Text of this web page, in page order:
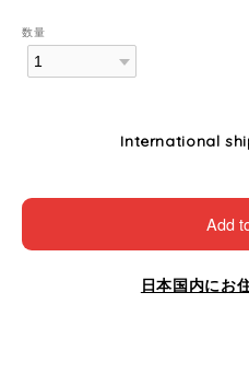
数量
International
Add
日本国内にお